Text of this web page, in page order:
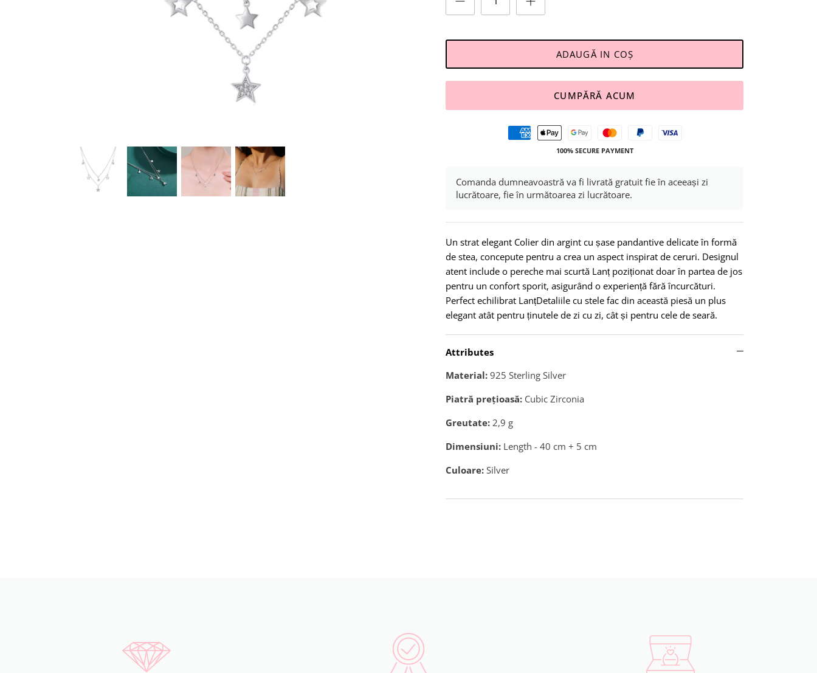
ADAUGĂ IN COŞ
CUMPĂRĂ ACUM
100% SECURE PAYMENT
Comanda dumneavoastră va fi livrată gratuit fie în aceeași zi
lucrătoare, fie în următoarea zi lucrătoare.
Un strat elegant Colier din argint cu șase pandantive delicate în formă
de stea, concepute pentru a crea un aspect inspirat de ceruri. Designul
atent include o pereche mai scurtă Lanț poziționat doar în partea de jos
pentru un confort sporit, asigurând o experiență fără încurcături.
Perfect echilibrat LanțDetaliile cu stele fac din această piesă un plus
elegant atât pentru ținutele de zi cu zi, cât și pentru cele de seară.
Attributes
Material:925 Sterling Silver
Piatră preţioasă: Cubic Zirconia
Greutate: 2,9 g
Dimensiuni: Length - 40 cm + 5 cm
Culoare:Silver